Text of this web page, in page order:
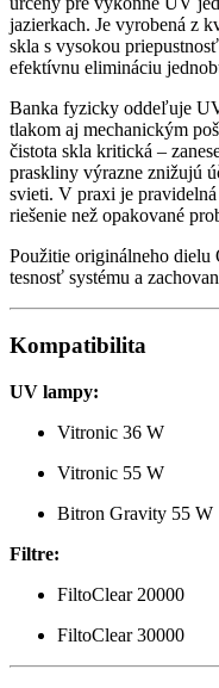
jazierkach. Je vyrobená z
skla s vysokou
efektívnu elimináciu
Banka fyzicky oddeľuje
tlakom aj mechanickým
čistota skla kritická –
praskliny výrazne znižujú
svieti. V praxi je
riešenie než opakované
Použitie originálneho dielu
tesnosť systému a
Kompatibilita
UV lampy:
Vitronic 36 W
Vitronic 55 W
Bitron Gravity 55 W
Filtre:
FiltoClear 20000
FiltoClear 30000